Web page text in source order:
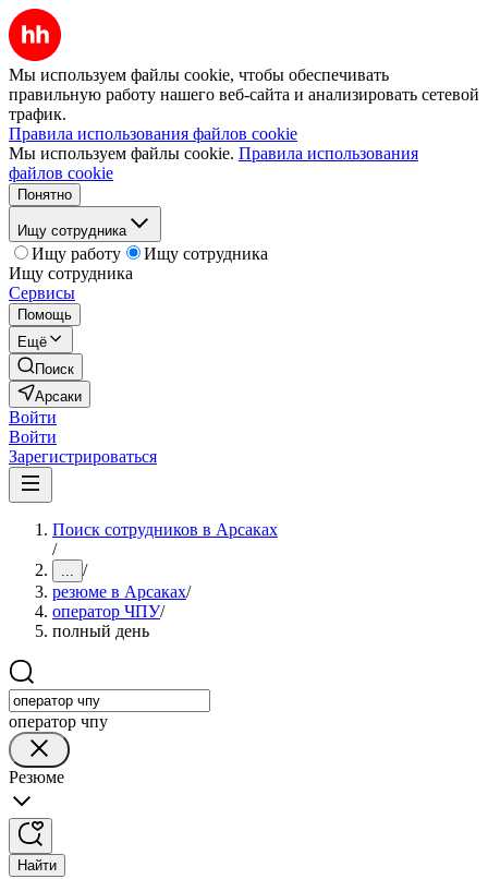
Мы используем файлы cookie, чтобы обеспечивать
правильную работу нашего веб-сайта и анализировать сетевой
трафик.
Правила использования файлов cookie
Мы используем файлы cookie. Правила использования
файлов cookie
Понятно
Ищу сотрудника
Ищу работу
Ищу сотрудника
Ищу сотрудника
Сервисы
Помощь
Ещё
Поиск
Арсаки
Войти
Войти
Зарегистрироваться
Поиск сотрудников в Арсаках
/
... /
резюме в Арсаках/
оператор ЧПУ/
полный день
оператор чпу
Резюме
Найти